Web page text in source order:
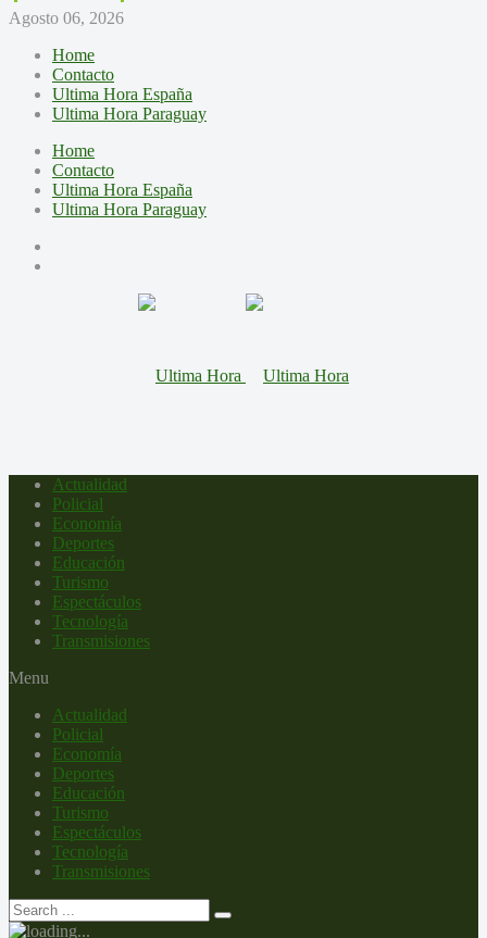
Agosto 06, 2026
Home
Contacto
Ultima Hora España
Ultima Hora Paraguay
Home
Contacto
Ultima Hora España
Ultima Hora Paraguay
Actualidad
Policial
Economía
Deportes
Educación
Turismo
Espectáculos
Tecnología
Transmisiones
Menu
Actualidad
Policial
Economía
Deportes
Educación
Turismo
Espectáculos
Tecnología
Transmisiones